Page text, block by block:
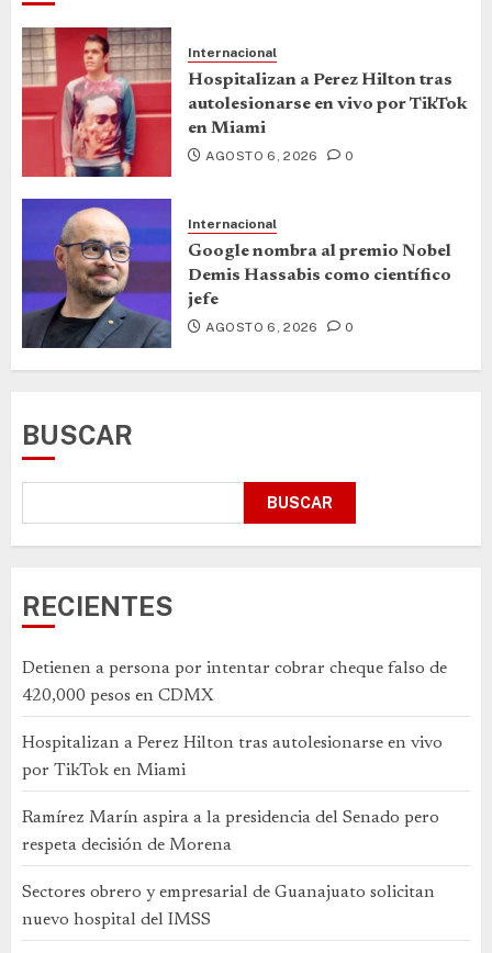
Internacional
Hospitalizan a Perez Hilton tras
autolesionarse en vivo por TikTok
en Miami
AGOSTO 6, 2026 0
Internacional
Google nombra al premio Nobel
Demis Hassabis como científico
jefe
AGOSTO 6, 2026 0
BUSCAR
BUSCAR
RECIENTES
Detienen a persona por intentar cobrar cheque falso de
420,000 pesos en CDMX
Hospitalizan a Perez Hilton tras autolesionarse en vivo
por TikTok en Miami
Ramírez Marín aspira a la presidencia del Senado pero
respeta decisión de Morena
Sectores obrero y empresarial de Guanajuato solicitan
nuevo hospital del IMSS